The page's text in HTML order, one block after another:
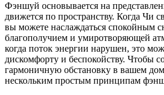
Фэншуй основывается на
движется по пространству. Когда Чи
вы можете наслаждаться спокойным
благополучием и умиротворяющей
когда поток энергии нарушен, это
дискомфорту и беспокойству. Чтобы
гармоничную обстановку в вашем
нескольким простым принципам